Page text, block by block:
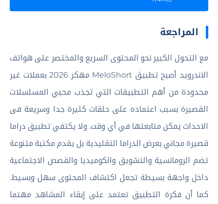
المراجعة
مع التحول الكبير نحو المحتوى السريع والمختصر على هواتف
الاندرويد أصبح تطبيق MeloShort مهكر 2026 بعملات غير
محدودة من أهم التطبيقات التي تجذب محبي المسلسلات
القصيرة بسبب اعتماده على حلقات كثيرة جدا وسريعة فى
الاحداث يمكن متابعتها في أي وقت. ولا يكتفي تطبيق دراما
قصيرة مجاني بعرض الدراما التقليدية بل يقدم مكتبة متنوعة
تضم الرومانسية والتشويق والكوميديا والقصص الاجتماعية
داخل واجهة بسيطة تجعل اكتشاف المحتوى سهل وبسيط.
كما أن فكرة التطبيق تعتمد على إبقاء المشاهد مهتما